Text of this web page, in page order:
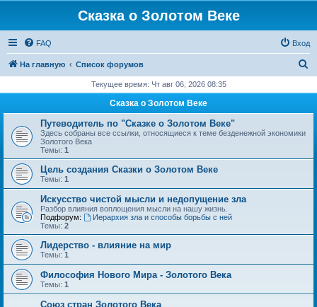
Сказка о Золотом Веке
FAQ Вход
На главную Список форумов
с
Текущее время: Чт авг 06, 2026 08:35
Сказка о Золотом Веке
Путеводитель по "Сказке о Золотом Веке"
Здесь собраны все ссылки, относящиеся к теме безденежной экономики
Золотого Века
Темы: 1
Цель создания Сказки о Золотом Веке
Темы: 1
Искусство чистой мысли и недопущение зла
Разбор влияния воплощения мысли на нашу жизнь.
Подфорум:
Иерархия зла и способы борьбы с ней
Темы: 2
Лидерство - влияние на мир
Темы: 1
Философия Нового Мира - Золотого Века
Темы: 1
Cоюз стран Золотого Века